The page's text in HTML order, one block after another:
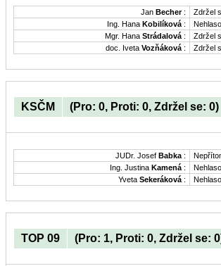
Jan Becher:
Zdržel
Ing. Hana Kobilíková :
Mgr. Hana Strádalová :
Zdržel
doc. Iveta Vozňáková : Zdržel
KSČM (Pro: 0, Proti: 0, Zdržel se: 0)
JUDr. Josef Babka :
Ing. Justina Kamená :
Yveta Sekeráková :
TOP 09 (Pro: 1, Proti: 0, Zdržel se: